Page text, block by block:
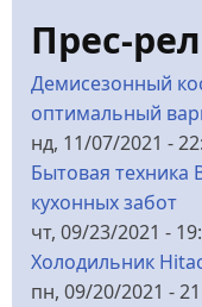
Прес-
Демисезонный
оптимальный
нд, 11/07/2021 -
Бытовая техника
кухонных забот
чт, 09/23/2021 -
Холодильник
пн, 09/20/2021 -